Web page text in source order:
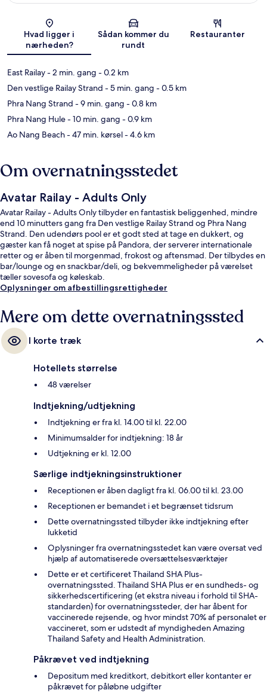
Kort
Hvad ligger i
nærheden?
Sådan kommer du
rundt
Restauranter
East Railay- 2 min. gang - 0.2 km
Den vestlige Railay Strand - 5 min. gang - 0.5 km
Phra Nang Strand - 9 min. gang - 0.8 km
Phra Nang Hule- 10 min. gang - 0.9 km
Ao Nang Beach- 47 min. kørsel- 4.6 km
Om overnatningsstedet
Avatar Railay - Adults Only
Avatar Railay - Adults Only tilbyder en fantastisk beliggenhed, mindre
end 10 minutters gang fra Den vestlige Railay Strand og Phra Nang
Strand. Den udendørs pool er et godt sted at tage en dukkert, og
gæster kan få noget at spise på Pandora, der serverer internationale
retter og er åben til morgenmad, frokost og aftensmad. Der tilbydes en
bar/lounge og en snackbar/deli, og bekvemmeligheder på værelset
tæller sovesofa og køleskab.
Oplysninger om afbestillingsrettigheder
Mere om dette overnatningssted
I korte træk
Hotellets størrelse
48 værelser
Indtjekning/udtjekning
Indtjekning er fra kl. 14.00 til kl. 22.00
Minimumsalder for indtjekning: 18 år
Udtjekning er kl. 12.00
Særlige indtjekningsinstruktioner
Receptionen er åben dagligt fra kl. 06.00 til kl. 23.00
Receptionen er bemandet i et begrænset tidsrum
Dette overnatningssted tilbyder ikke indtjekning efter
lukketid
Oplysninger fra overnatningsstedet kan være oversat ved
hjælp af automatiserede oversættelsesværktøjer
Dette er et certificeret Thailand SHA Plus-
overnatningssted. Thailand SHA Plus er en sundheds- og
sikkerhedscertificering (et ekstra niveau i forhold til SHA-
standarden) for overnatningssteder, der har åbent for
vaccinerede rejsende, og hvor mindst 70% af personalet er
vaccineret, som er udstedt af myndigheden Amazing
Thailand Safety and Health Administration.
Påkrævet ved indtjekning
Depositum med kreditkort, debitkort eller kontanter er
påkrævet for påløbne udgifter